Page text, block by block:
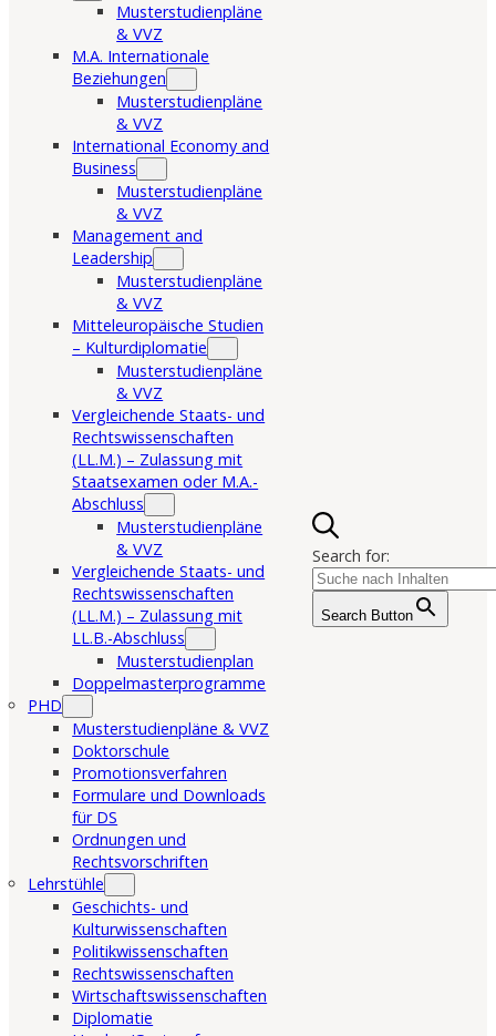
Musterstudienpläne
& VVZ
M.A. Internationale
Beziehungen
Musterstudienpläne
& VVZ
International Economy and
Business
Musterstudienpläne
& VVZ
Management and
Leadership
Musterstudienpläne
& VVZ
Mitteleuropäische Studien
– Kulturdiplomatie
Musterstudienpläne
& VVZ
Vergleichende Staats- und
Rechtswissenschaften
(LL.M.) – Zulassung mit
Staatsexamen oder M.A.-
Abschluss
Musterstudienpläne
& VVZ
Vergleichende Staats- und
Rechtswissenschaften
(LL.M.) – Zulassung mit
LL.B.-Abschluss
Musterstudienplan
Doppelmasterprogramme
PHD
Musterstudienpläne & VVZ
Doktorschule
Promotionsverfahren
Formulare und Downloads
für DS
Ordnungen und
Rechtsvorschriften
Lehrstühle
Geschichts- und
Kulturwissenschaften
Politikwissenschaften
Rechtswissenschaften
Wirtschaftswissenschaften
Diplomatie
Search for:
Search Button